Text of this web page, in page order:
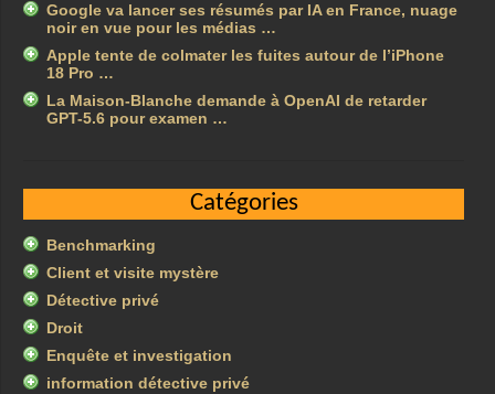
Google va lancer ses résumés par IA en France, nuage
noir en vue pour les médias …
Apple tente de colmater les fuites autour de l’iPhone
18 Pro …
La Maison-Blanche demande à OpenAI de retarder
GPT-5.6 pour examen …
Catégories
Benchmarking
Client et visite mystère
Détective privé
Droit
Enquête et investigation
information détective privé